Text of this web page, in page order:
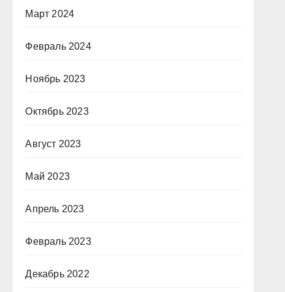
Март 2024
Февраль 2024
Ноябрь 2023
Октябрь 2023
Август 2023
Май 2023
Апрель 2023
Февраль 2023
Декабрь 2022